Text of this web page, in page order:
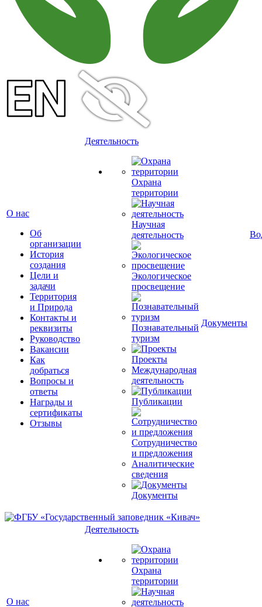
О нас
Об
организации
История
создания
Цели и
задачи
Территория
и Природа
Контакты и
реквизиты
Руководство
Вакансии
Как
добраться
Вопросы и
ответы
Награды и
сертификаты
Отзывы
Деятельность
Охрана
территории
Научная
деятельность
Экологическое
просвещение
Познавательный
туризм
Проекты
Международная
деятельность
Публикации
Сотрудничество
и предложения
Аналитические
сведения
Документы
Документы
О нас
Деятельность
Охрана
территории